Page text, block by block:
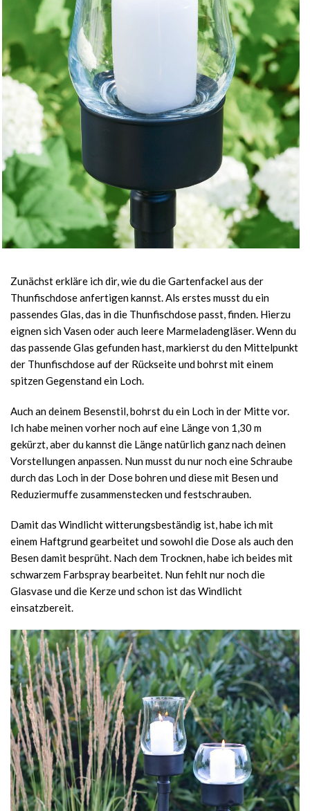
Zunächst erkläre ich dir, wie du die Gartenfackel aus der
Thunfischdose anfertigen kannst. Als erstes musst du ein
passendes Glas, das in die Thunfischdose passt, finden. Hierzu
eignen sich Vasen oder auch leere Marmeladengläser. Wenn du
das passende Glas gefunden hast, markierst du den Mittelpunkt
der Thunfischdose auf der Rückseite und bohrst mit einem
spitzen Gegenstand ein Loch.
Auch an deinem Besenstil, bohrst du ein Loch in der Mitte vor.
Ich habe meinen vorher noch auf eine Länge von 1,30 m
gekürzt, aber du kannst die Länge natürlich ganz nach deinen
Vorstellungen anpassen. Nun musst du nur noch eine Schraube
durch das Loch in der Dose bohren und diese mit Besen und
Reduziermuffe zusammenstecken und festschrauben.
Damit das Windlicht witterungsbeständig ist, habe ich mit
einem Haftgrund gearbeitet und sowohl die Dose als auch den
Besen damit besprüht. Nach dem Trocknen, habe ich beides mit
schwarzem Farbspray bearbeitet. Nun fehlt nur noch die
Glasvase und die Kerze und schon ist das Windlicht
einsatzbereit.